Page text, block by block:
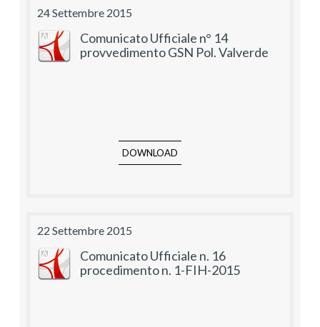
24 Settembre 2015
Comunicato Ufficiale n° 14
provvedimento GSN Pol. Valverde
DOWNLOAD
22 Settembre 2015
Comunicato Ufficiale n. 16
procedimento n. 1-FIH-2015